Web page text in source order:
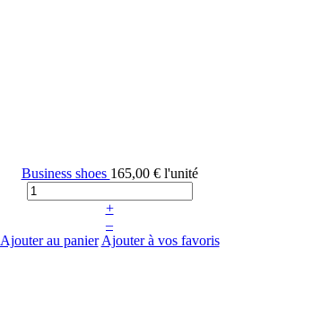
Business shoes 165,00 € l'unité
+
–
Ajouter au panier Ajouter à vos favoris